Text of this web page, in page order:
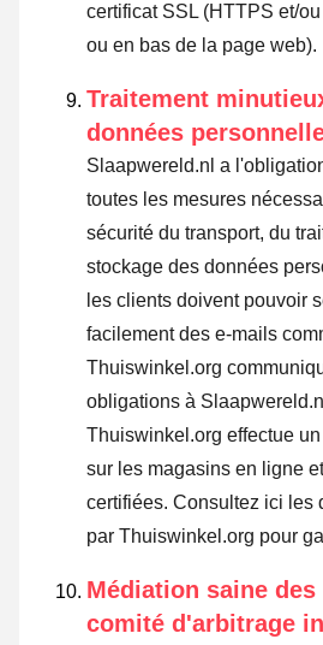
certificat SSL (HTTPS et/
ou en bas de la page web).
Traitement
données
Slaapwereld.nl a
toutes les mesures
sécurité du transport, du
stockage des données
les clients doivent pouvoir
facilement des e-mails
Thuiswinkel.org
obligations à
Thuiswinkel.org effectue
sur les magasins en ligne
certifiées. Consultez ici les
par Thuiswinkel.org pour
Médiation saine
comité d'arbitrage